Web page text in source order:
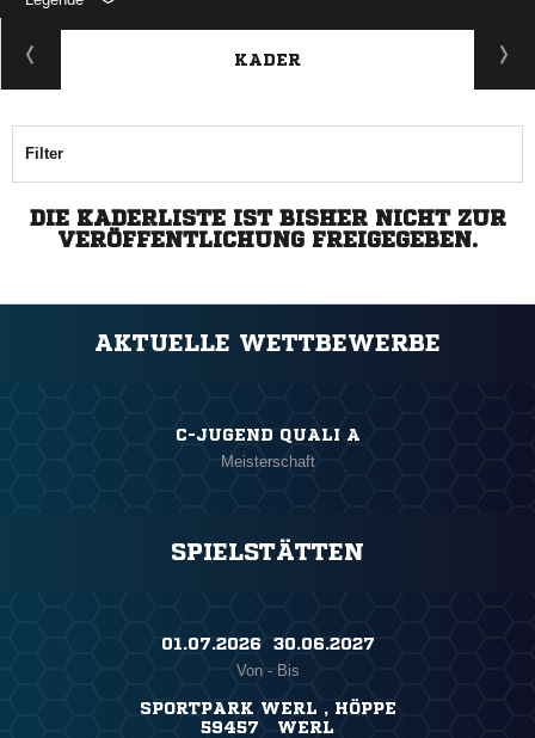
KADER
Filter
DIE KADERLISTE IST BISHER NICHT ZUR
VERÖFFENTLICHUNG FREIGEGEBEN.
AKTUELLE WETTBEWERBE
C-JUGEND QUALI A
Meisterschaft
SPIELSTÄTTEN
01.07.2026 ​ 30.06.2027
Von - Bis
SPORTPARK WERL , HÖPPE
59457 WERL